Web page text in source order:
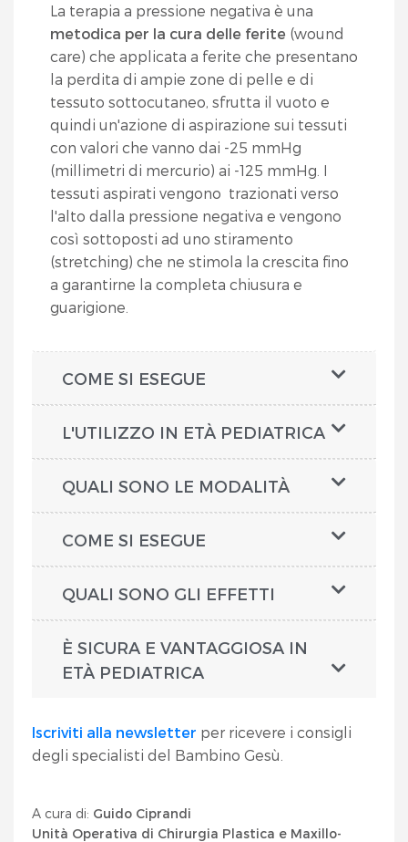
La terapia a pressione negativa è una
metodica per la cura delle ferite (wound
care) che applicata a ferite che presentano
la perdita di ampie zone di pelle e di
tessuto sottocutaneo, sfrutta il vuoto e
quindi un'azione di aspirazione sui tessuti
con valori che vanno dai -25 mmHg
(millimetri di mercurio) ai -125 mmHg. I
tessuti aspirati vengono trazionati verso
l'alto dalla pressione negativa e vengono
così sottoposti ad uno stiramento
(stretching) che ne stimola la crescita fino
a garantirne la completa chiusura e
guarigione.
COME SI ESEGUE
L'UTILIZZO IN ETÀ PEDIATRICA
QUALI SONO LE MODALITÀ
COME SI ESEGUE
QUALI SONO GLI EFFETTI
È SICURA E VANTAGGIOSA IN
ETÀ PEDIATRICA
Iscriviti alla newsletter per ricevere i consigli
degli specialisti del Bambino Gesù.
A cura di: Guido Ciprandi
Unità Operativa di Chirurgia Plastica e Maxillo-